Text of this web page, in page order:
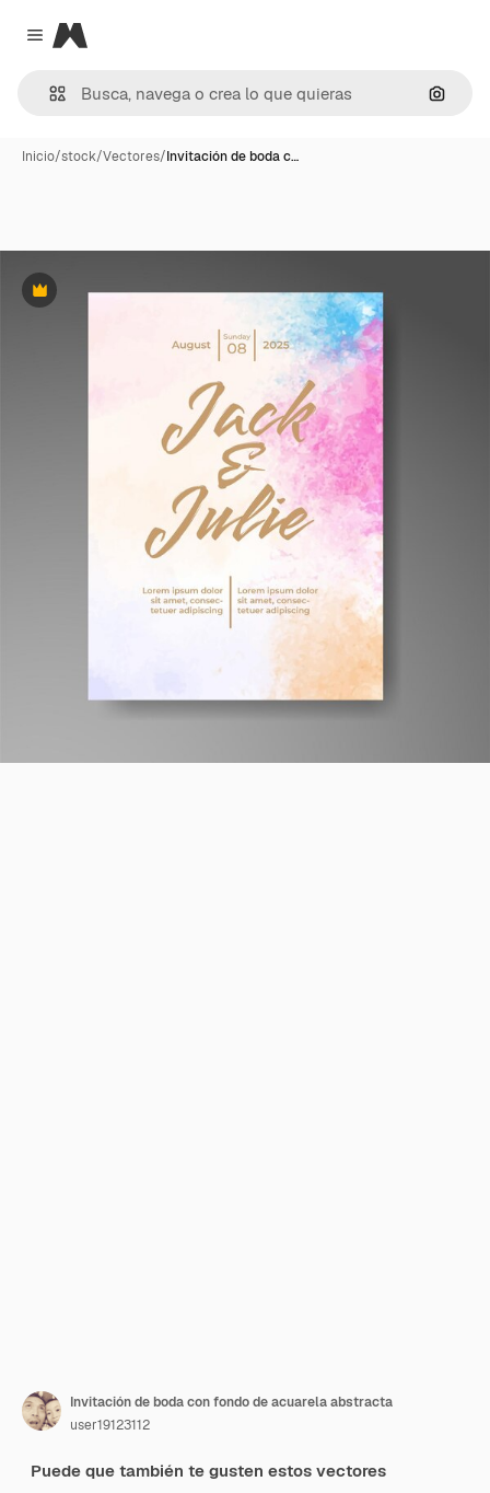
Close menu
Magnific
Inicio/stock/Vectores/Invitación de boda c…
Premium
Invitación de boda con fondo de acuarela abstracta
user19123112
Puede que también te gusten estos vectores